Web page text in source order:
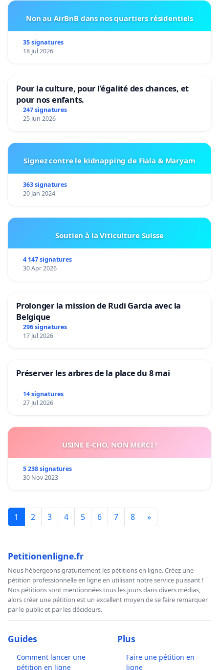
Non au AirBnB dans nos quartiers résidentiels
35 signatures
18 Jul 2026
Pour la culture, pour l'égalité des chances, et
pour nos enfants.
247 signatures
25 Jun 2026
Signez contre le kidnapping de Fiala & Maryam
363 signatures
20 Jan 2024
Soutien à la Viticulture Suisse
4 147 signatures
30 Apr 2026
Prolonger la mission de Rudi Garcia avec la
Belgique
296 signatures
17 Jul 2026
Préserver les arbres de la place du 8 mai
14 signatures
27 Jul 2026
USINE E-CHO, NON MERCI !
5 238 signatures
30 Nov 2023
1 2 3 4 5 6 7 8 »
Petitionenligne.fr
Nous hébergeons gratuitement les pétitions en ligne. Créez une
pétition professionnelle en ligne en utilisant notre service puissant !
Nos pétitions sont mentionnées tous les jours dans divers médias,
alors créer une pétition est un excellent moyen de se faire remarquer
par le public et par les décideurs.
Guides
Comment lancer une
pétition en ligne
Plus
Faire une pétition en
ligne